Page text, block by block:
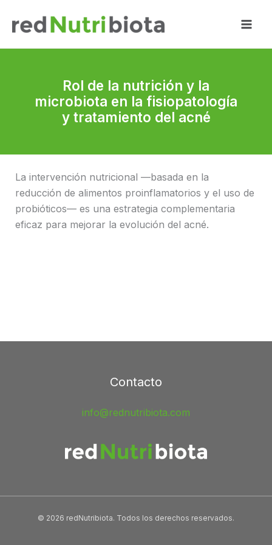
Rol de la nutrición y la
microbiota en la fisiopatología
y tratamiento del acné
La intervención nutricional —basada en la
reducción de alimentos proinflamatorios y el uso de
probióticos— es una estrategia complementaria
eficaz para mejorar la evolución del acné.
Contacto
info@rednutribiota.com
© 2026 redNutribiota. Todos los derechos reservados.